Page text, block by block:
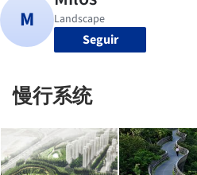
Seguir
慢行系统